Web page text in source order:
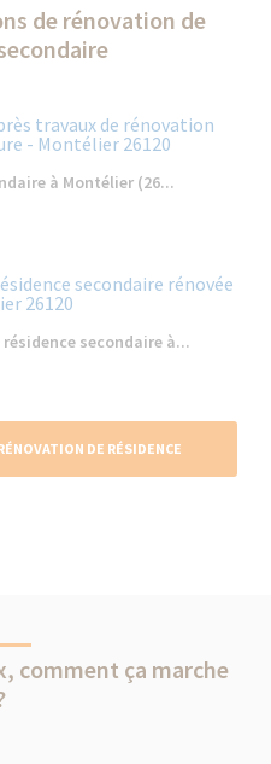
de rénovation de
à Montélier (26...
secondaire à...
DE RÉSIDENCE
comment ça marche